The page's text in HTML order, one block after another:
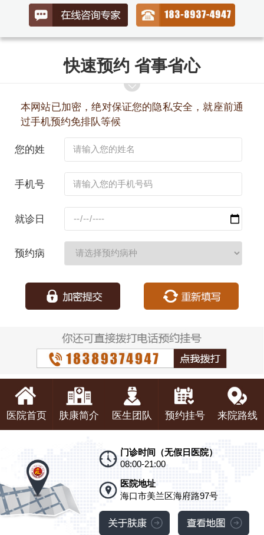
快速预约 省事省心
本网站已加密，绝对保证您的隐私安全，就座前通
过手机预约免排队等候
您的姓
手机号
就诊日
预约病
医院首页 肤康简介 医生团队 预约挂号 来院路线
门诊时间（无假日医院）
08:00-21:00
医院地址
海口市美兰区海府路97号